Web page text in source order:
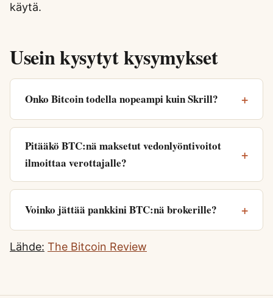
käytä.
Usein kysytyt kysymykset
Onko Bitcoin todella nopeampi kuin Skrill?
Pitääkö BTC:nä maksetut vedonlyöntivoitot
ilmoittaa verottajalle?
Voinko jättää pankkini BTC:nä brokerille?
Lähde: The Bitcoin Review